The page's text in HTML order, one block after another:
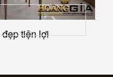
tiện lợi